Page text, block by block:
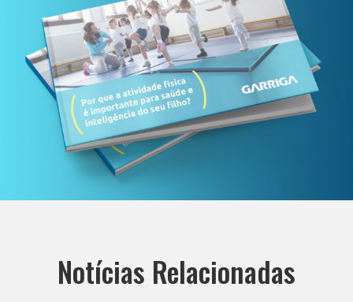
Notícias Relacionadas